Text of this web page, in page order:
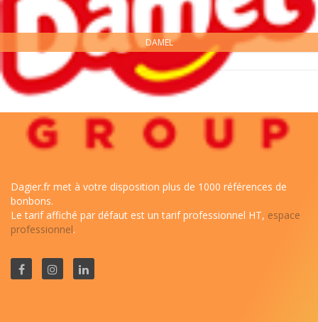
DAMEL
Dagier.fr met à votre disposition plus de 1000 références de
bonbons.
Le tarif affiché par défaut est un tarif professionnel HT, espace
professionnel.